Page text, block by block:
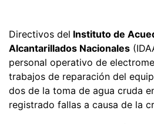
Directivos del Instituto de
Alcantarillados Nacionales
personal operativo de
trabajos de reparación del
dos de la toma de agua cruda
registrado fallas a causa de la